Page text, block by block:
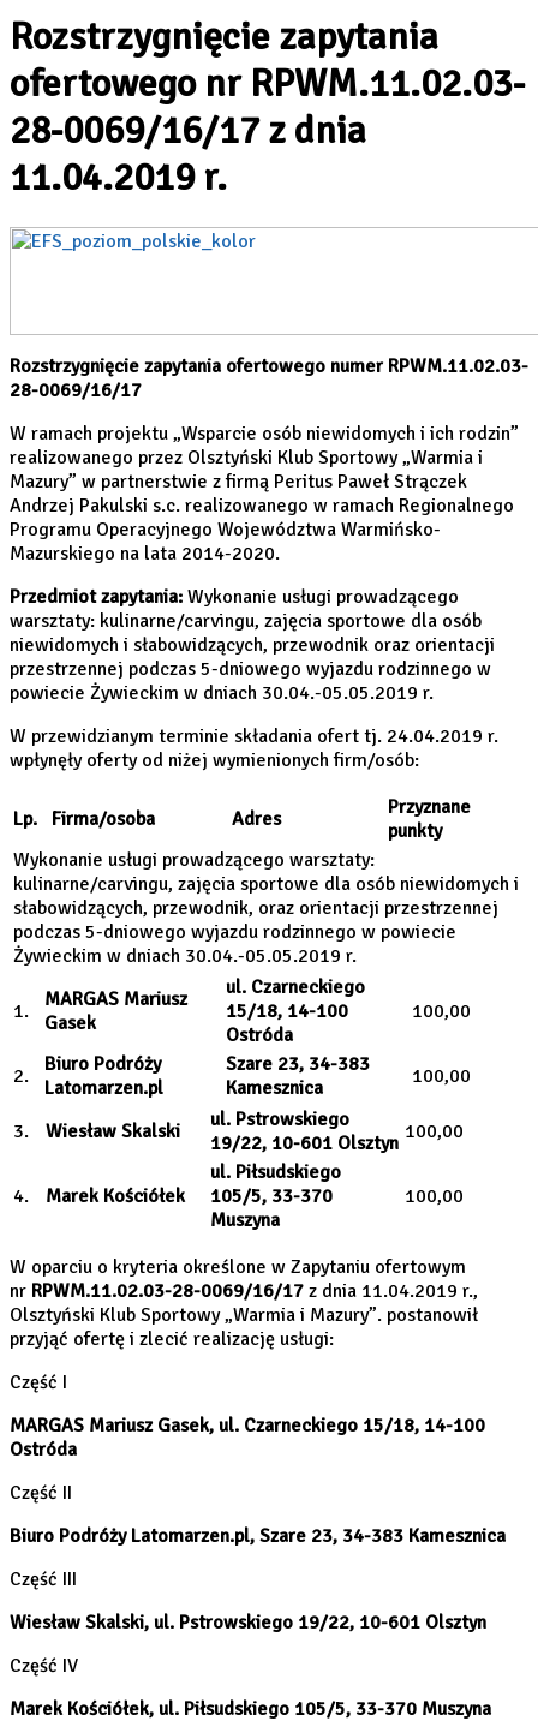
Rozstrzygnięcie zapytania
ofertowego nr RPWM.11.02.03-
28-0069/16/17 z dnia
11.04.2019 r.
Rozstrzygnięcie zapytania ofertowego numer RPWM.11.02.03-
28-0069/16/17
W ramach projektu „Wsparcie osób niewidomych i ich rodzin”
realizowanego przez Olsztyński Klub Sportowy „Warmia i
Mazury” w partnerstwie z firmą Peritus Paweł Strączek
Andrzej Pakulski s.c. realizowanego w ramach Regionalnego
Programu Operacyjnego Województwa Warmińsko-
Mazurskiego na lata 2014-2020.
Przedmiot zapytania: Wykonanie usługi prowadzącego
warsztaty: kulinarne/carvingu, zajęcia sportowe dla osób
niewidomych i słabowidzących, przewodnik oraz orientacji
przestrzennej podczas 5-dniowego wyjazdu rodzinnego w
powiecie Żywieckim w dniach 30.04.-05.05.2019 r.
W przewidzianym terminie składania ofert tj. 24.04.2019 r.
wpłynęły oferty od niżej wymienionych firm/osób:
Lp. Firma/osoba Adres
Przyznane
punkty
Wykonanie usługi prowadzącego warsztaty:
kulinarne/carvingu, zajęcia sportowe dla osób niewidomych i
słabowidzących, przewodnik, oraz orientacji przestrzennej
podczas 5-dniowego wyjazdu rodzinnego w powiecie
Żywieckim w dniach 30.04.-05.05.2019 r.
1.
MARGAS Mariusz
Gasek
ul. Czarneckiego
15/18, 14-100
Ostróda
100,00
2.
Biuro Podróży
Latomarzen.pl
Szare 23, 34-383
Kamesznica
100,00
3. Wiesław Skalski
ul. Pstrowskiego
19/22, 10-601 Olsztyn 100,00
4. Marek Kościółek
ul. Piłsudskiego
105/5, 33-370
Muszyna
100,00
W oparciu o kryteria określone w Zapytaniu ofertowym
nr RPWM.11.02.03-28-0069/16/17 z dnia 11.04.2019 r.,
Olsztyński Klub Sportowy „Warmia i Mazury”. postanowił
przyjąć ofertę i zlecić realizację usługi:
Część I
MARGAS Mariusz Gasek, ul. Czarneckiego 15/18, 14-100
Ostróda
Część II
Biuro Podróży Latomarzen.pl, Szare 23, 34-383 Kamesznica
Część III
Wiesław Skalski, ul. Pstrowskiego 19/22, 10-601 Olsztyn
Część IV
Marek Kościółek, ul. Piłsudskiego 105/5, 33-370 Muszyna